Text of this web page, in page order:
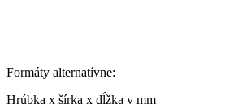
Formáty alternatívne:
Hrúbka x šírka x dĺžka v mm